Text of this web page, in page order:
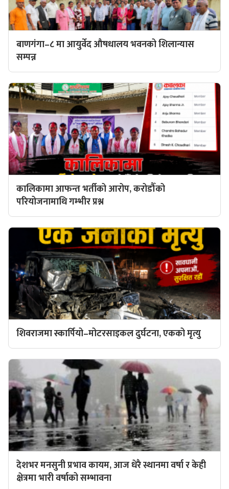
बाणगंगा–८ मा आयुर्वेद औषधालय भवनको शिलान्यास
सम्पन्न
कालिकामा आफन्त भर्तीको आरोप, करोडौँको
परियोजनामाथि गम्भीर प्रश्न
शिवराजमा स्कार्पियो–मोटरसाइकल दुर्घटना, एकको मृत्यु
देशभर मनसुनी प्रभाव कायम, आज धेरै स्थानमा वर्षा र केही
क्षेत्रमा भारी वर्षाको सम्भावना